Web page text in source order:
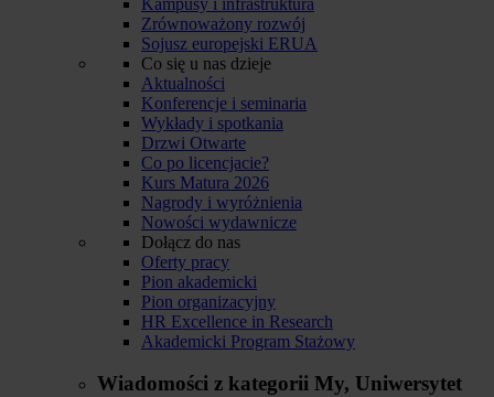
Zrównoważony rozwój
Sojusz europejski ERUA
Co się u nas dzieje
Aktualności
Konferencje i seminaria
Wykłady i spotkania
Drzwi Otwarte
Co po licencjacie?
Kurs Matura 2026
Nagrody i wyróżnienia
Nowości wydawnicze
Dołącz do nas
Oferty pracy
Pion akademicki
Pion organizacyjny
HR Excellence in Research
Akademicki Program Stażowy
Wiadomości z kategorii My, Uniwersytet